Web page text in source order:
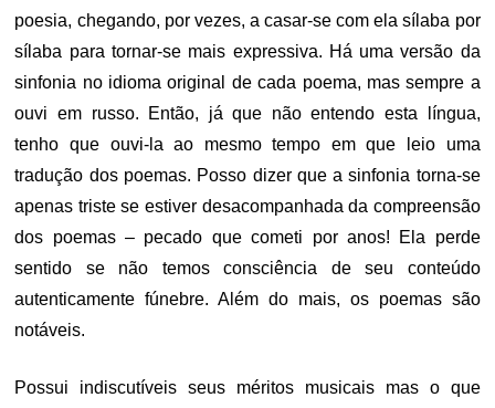
poesia, chegando, por vezes, a casar-se com ela sílaba por
sílaba para tornar-se mais expressiva. Há uma versão da
sinfonia no idioma original de cada poema, mas sempre a
ouvi em russo. Então, já que não entendo esta língua,
tenho que ouvi-la ao mesmo tempo em que leio uma
tradução dos poemas. Posso dizer que a sinfonia torna-se
apenas triste se estiver desacompanhada da compreensão
dos poemas – pecado que cometi por anos! Ela perde
sentido se não temos consciência de seu conteúdo
autenticamente fúnebre. Além do mais, os poemas são
notáveis.
Possui indiscutíveis seus méritos musicais mas o que